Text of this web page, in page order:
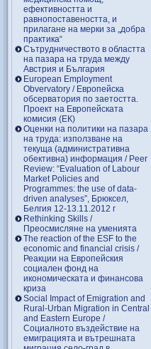
ефективността и
равнопоставеността, и
прилагане на мерки за „добра
практика“
Сътрудничеството в областта
на пазара на труда между
Австрия и България
European Employment
Obvervatory / Европейска
обсерватория по заетостта.
Проект на Европейската
комисия (ЕК)
Оценки на политики на пазара
на труда: използване на
текуща (административна
обективна) информация / Peer
Review: “Evaluation of Labour
Market Policies and
Programmes: the use of data-
driven analyses”, Брюксел,
Белгия 12-13.11.2012 г
Rethinking Skills /
Преосмисляне на уменията
Тhe reaction of the ESF to the
economic and financial crisis /
Реакции на Европейския
социален фонд на
икономическата и финансова
криза
Social Impact of Emigration and
Rural-Urban Migration in Central
and Eastern Europe /
Социалното въздействие на
емиграцията и вътрешната